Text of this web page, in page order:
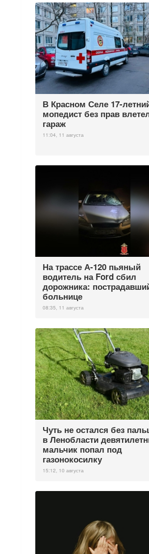
В Красном Селе 17-
мопедист без прав
гараж
11:04, 11 августа
На трассе А-120 пьяный
водитель на Ford сбил
дорожника:
больнице
08:35, 11 августа
Чуть не остался без
в Ленобласти
мальчик попал под
газонокосилку
15:12, 10 августа